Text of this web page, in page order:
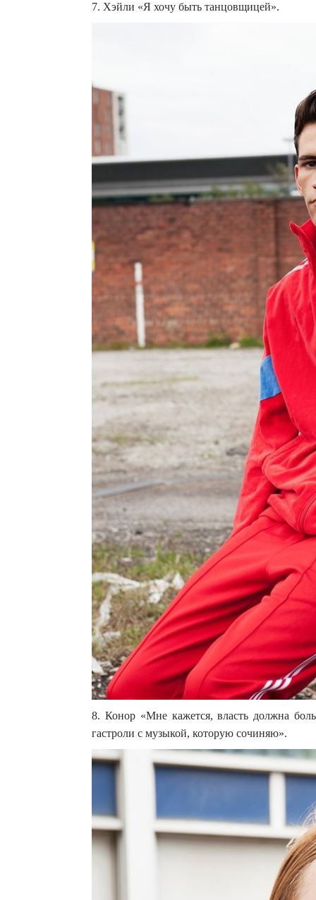
7. Хэйли «Я хочу быть танцовщицей».
8. Конор «Мне кажется, власть должна
гастроли с музыкой, которую сочиняю».